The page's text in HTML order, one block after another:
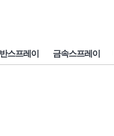
스프레이 금속스프레이